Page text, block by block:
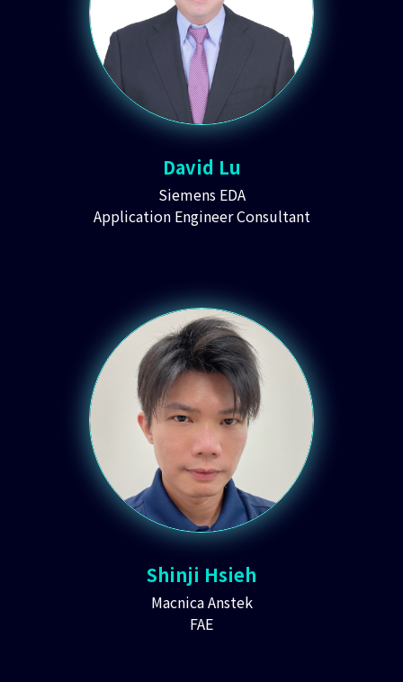
David Lu
Siemens EDA
Application Engineer Consultant
Shinji Hsieh
Macnica Anstek
FAE